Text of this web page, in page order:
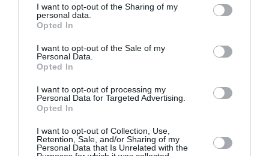
I want to opt-out of the Sharing of my
personal data.
Opted In
I want to opt-out of the Sale of my
Personal Data.
Opted In
I want to opt-out of processing my
Personal Data for Targeted Advertising.
Opted In
I want to opt-out of Collection, Use,
Retention, Sale, and/or Sharing of my
Personal Data that Is Unrelated with the
Photo by Axelle/Bauer-Griffin/FilmMagic